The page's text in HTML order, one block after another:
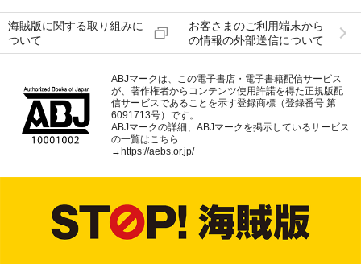
海賊版に関する取り組みに
ついて
お客さまのご利用端末から
の情報の外部送信について
ABJマークは、この電子書店・電子書籍配信サービス
が、著作権者からコンテンツ使用許諾を得た正規版配
信サービスであることを示す登録商標（登録番号 第
6091713号）です。
ABJマークの詳細、ABJマークを掲示しているサービス
の一覧はこちら
→ https://aebs.or.jp/